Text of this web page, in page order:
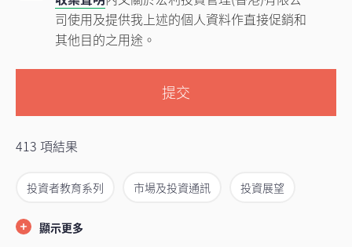
司使用及提供我上述的個人資料作直接促銷和
其他目的之用途。
提交
413 項結果
投資者教育系列 市場及投資通訊 投資展望
退休 WealthStyles
顯示更多